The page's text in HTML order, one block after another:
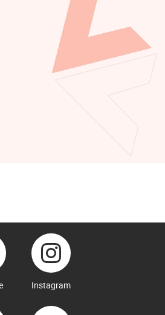
Instagram